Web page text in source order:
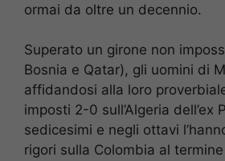
ormai da oltre un decennio.
Superato un girone non
Bosnia e Qatar), gli uomini di
affidandosi alla loro
imposti 2-0 sull’Algeria dell’ex
sedicesimi e negli ottavi
rigori sulla Colombia al